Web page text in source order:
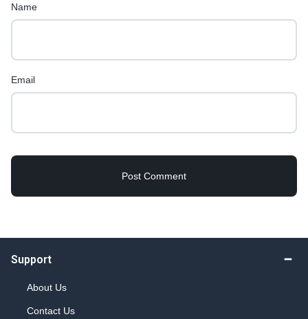
Name
Email
Support
About Us
Contact Us